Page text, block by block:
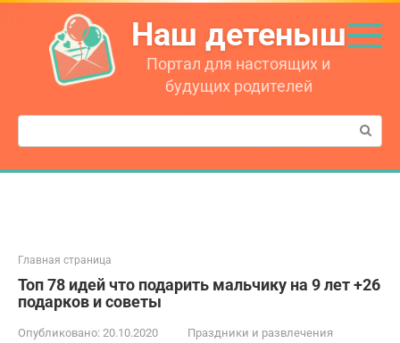
Перейти
контенту
Наш детеныш
Портал для настоящих и
будущих родителей
Поиск:
Главная страница
Топ 78 идей что подарить мальчику на 9 лет +26
подарков и советы
Опубликовано: 20.10.2020
Праздники и развлечения